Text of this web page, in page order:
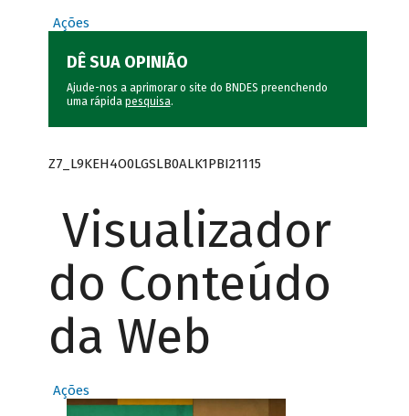
Ações
DÊ SUA OPINIÃO
Ajude-nos a aprimorar o site do BNDES preenchendo
uma rápida pesquisa.
Z7_L9KEH4O0LGSLB0ALK1PBI21115
Visualizador
do Conteúdo
da Web
Ações